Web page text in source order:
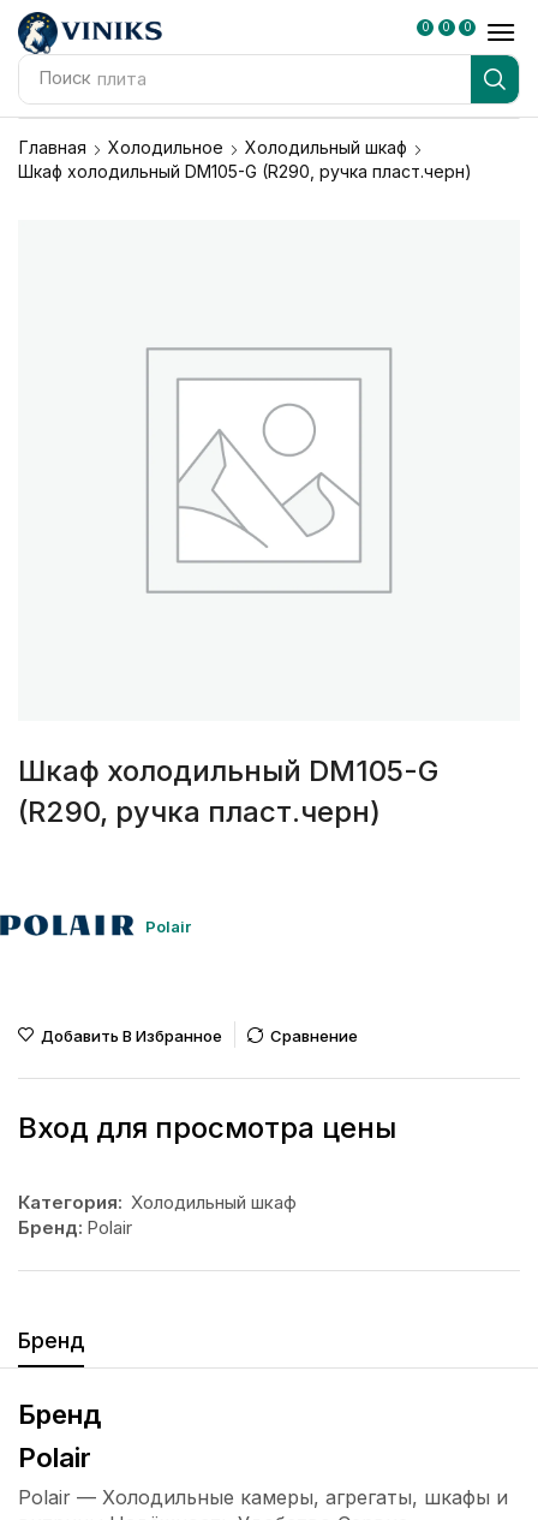
Поиск плита
0 0 0
Главная Холодильное
Холодильный шкаф
Шкаф холодильный DM105-G (R290, ручка пласт.черн)
Шкаф холодильный DM105-G
(R290, ручка пласт.черн)
Polair
Добавить В Избранное Сравнение
Вход для просмотра цены
Категория: Холодильный шкаф
Бренд: Polair
Бренд
Бренд
Polair
Polair — Холодильные камеры, агрегаты, шкафы и